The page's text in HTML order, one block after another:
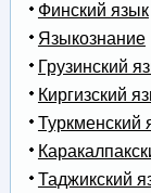
Финский язык
Языкознание
Грузинский
Киргизский
Туркменский
Таджикский